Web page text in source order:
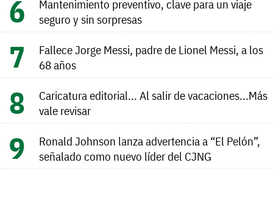
Mantenimiento preventivo, clave para un viaje
seguro y sin sorpresas
Fallece Jorge Messi, padre de Lionel Messi, a los
68 años
Caricatura editorial... Al salir de vacaciones...Más
vale revisar
Ronald Johnson lanza advertencia a “El Pelón”,
señalado como nuevo líder del CJNG